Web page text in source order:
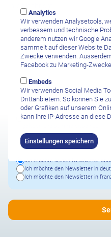
Ich habe die
Ich möchte keinen Newsletter
Ich möchte den Newsletter in
Ich möchte den Newsletter in
Analytics
Wir verwenden Analysetools,
verbessern und technische
anderem nutzen wir Google
sammelt auf dieser Website
Zwecke verwenden.
Facebook zu Marketing-
Embeds
Wir verwenden Social Media
Drittanbietern. So können Sie
oder Grafiken auf unserem
kann Ihre IP-Adresse an diese
Einstellungen speichern